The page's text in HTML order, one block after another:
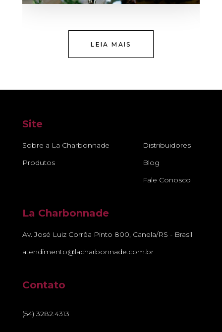
LEIA MAIS
Site
Sobre a La Charbonnade
Produtos
Distribuidores
Blog
Fale Conosco
La Charbonnade
Av. José Luiz Corrêa Pinto 800, Canela/RS - Brasil
atendimento@lacharbonnade.com.br
Contato
(54) 3282.4313